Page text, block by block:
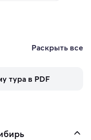
Раскрыть все
тура в PDF